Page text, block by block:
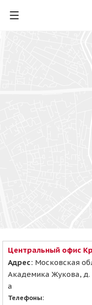
Центральный офис
Адрес: Московская
Академика Жукова,
а
Телефоны: